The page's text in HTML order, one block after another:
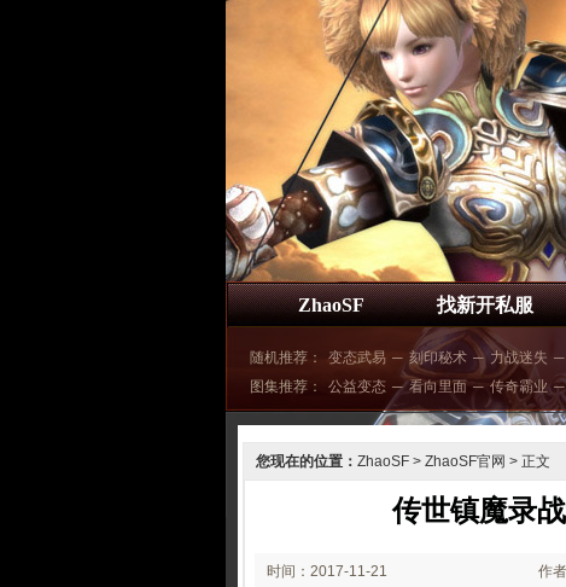
ZhaoSF 找新开私服
随机推荐： 变态武易 ─ 刻印秘术 ─ 力战迷失 ─
图集推荐：
公益变态 ─ 看向里面 ─ 传奇霸业 ─
您现在的位置： ZhaoSF > ZhaoSF官网 > 正文
传世镇魔录
时间：2017-11-21 作